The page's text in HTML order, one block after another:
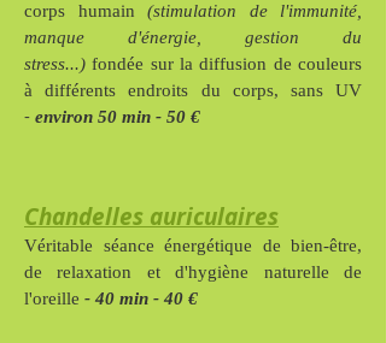
corps humain (stimulation de l'immunité,
manque d'énergie, gestion du
stress...) fondée sur la diffusion de couleurs
à différents endroits du corps, sans UV
- environ 50 min - 50 €
Chandelles auriculaires
Véritable séance énergétique de bien-être,
de relaxation et d'hygiène naturelle de
l'oreille - 40 min - 40 €